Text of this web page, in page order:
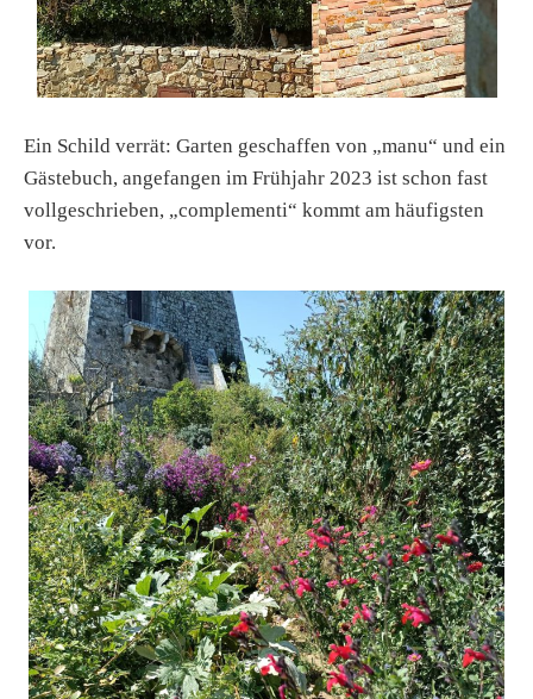
Ein Schild verrät: Garten geschaffen von „manu“ und ein
Gästebuch, angefangen im Frühjahr 2023 ist schon fast
vollgeschrieben, „complementi“ kommt am häufigsten
vor.